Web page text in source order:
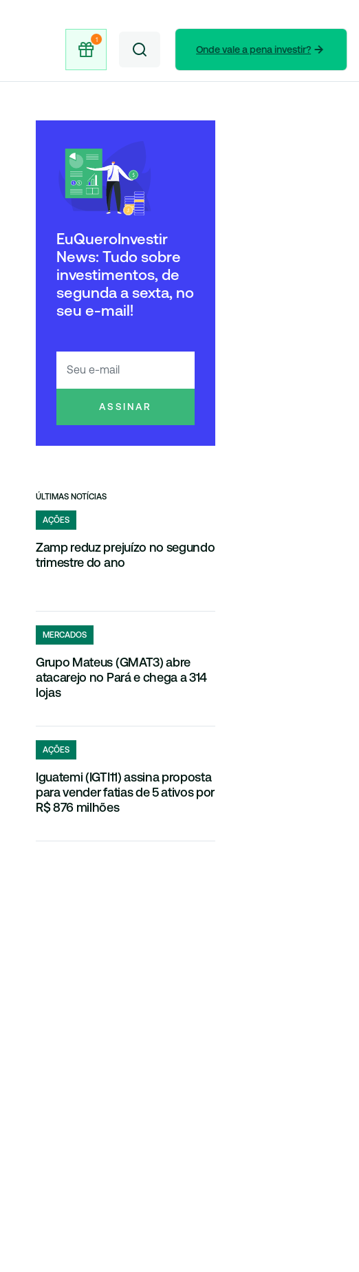
Onde vale a pena investir?
EuQueroInvestir
News: Tudo sobre
investimentos, de
segunda a sexta, no
seu e-mail!
ASSINAR
ÚLTIMAS NOTÍCIAS
AÇÕES
Zamp reduz prejuízo no segundo
trimestre do ano
MERCADOS
Grupo Mateus (GMAT3) abre
atacarejo no Pará e chega a 314
lojas
AÇÕES
Iguatemi (IGTI11) assina proposta
para vender fatias de 5 ativos por
R$ 876 milhões